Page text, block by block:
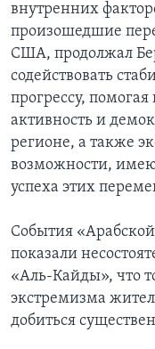
внутренних
произошедшие
США, продолжал
содействовать
прогрессу,
активность и
регионе, а также
возможности,
успеха этих
События
показали
«Аль-Кайды», что
экстремизма
добиться